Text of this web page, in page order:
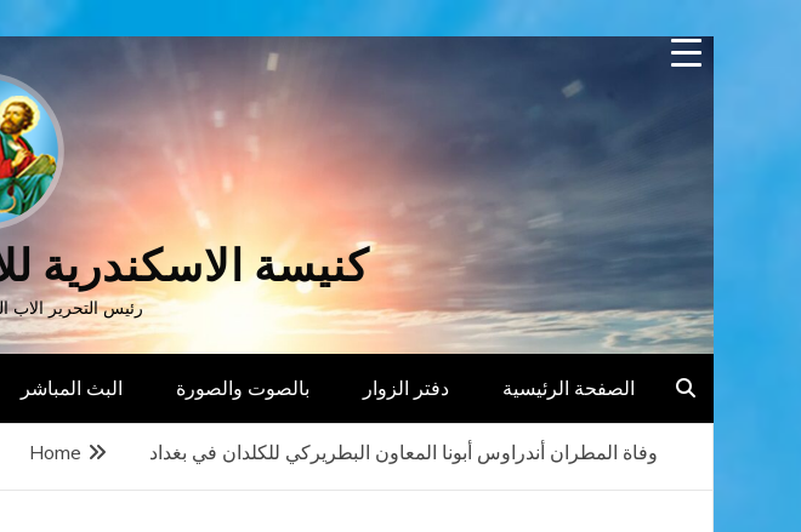
Skip
كنيسة الاسكندرية
رئيس التحرير الاب
الصفحة الرئيسية دفتر الزوار بالصوت والصورة البث المباشر
Home وفاة المطران أندراوس أبونا المعاون البطريركي للكلدان في بغداد